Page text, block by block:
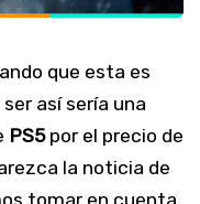
que esta es
así sería una
PS5por el precio de
la noticia de
tomar en cuenta